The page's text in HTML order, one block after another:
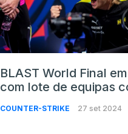
BLAST World Final
com lote de equipas
COUNTER-STRIKE 27 set 2024